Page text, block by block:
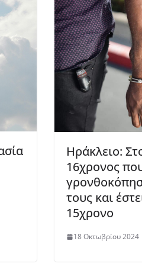
Ηράκλειο:
16χρονος
τους και
15χρονο
18 Οκτωβρίου 2024